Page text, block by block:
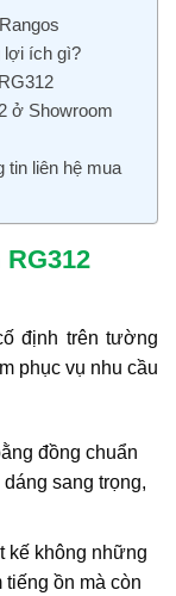
lợi ích gì?
ở Showroom
tin liên hệ mua
định trên tường
phục vụ nhu cầu
đồng chuẩn
sang trọng,
kế không những
ồn mà còn